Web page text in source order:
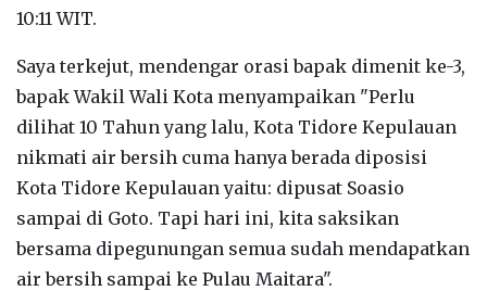
10:11 WIT.
Saya terkejut, mendengar orasi bapak dimenit ke-3,
bapak Wakil Wali Kota menyampaikan "Perlu
dilihat 10 Tahun yang lalu, Kota Tidore Kepulauan
nikmati air bersih cuma hanya berada diposisi
Kota Tidore Kepulauan yaitu: dipusat Soasio
sampai di Goto. Tapi hari ini, kita saksikan
bersama dipegunungan semua sudah mendapatkan
air bersih sampai ke Pulau Maitara".